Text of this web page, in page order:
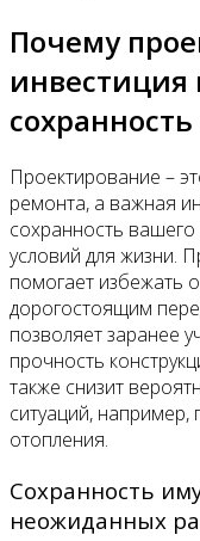
Почему
инвестиция
Проектирование –
ремонта, а важная
сохранность
условий для жизни.
помогает избежать
дорогостоящим
позволяет заранее
прочность
также снизит
ситуаций, например,
отопления.
Сохранность
неожиданных